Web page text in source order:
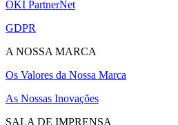
OKI PartnerNet
GDPR
A NOSSA MARCA
Os Valores da Nossa Marca
As Nossas Inovações
SALA DE IMPRENSA